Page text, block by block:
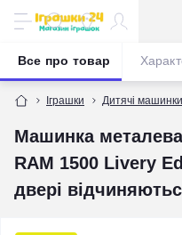
Іграшки Дитячі машинки
Машинка
RAM 1500 Livery
двері
Все про товар